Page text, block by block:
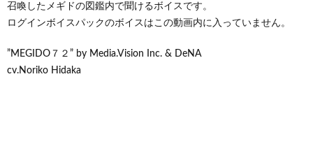
召喚したメギドの図鑑内で聞けるボイスです。
ログインボイスパックのボイスはこの動画内に入っていません。
”MEGIDO７２” by Media.Vision Inc. & DeNA
cv.Noriko Hidaka